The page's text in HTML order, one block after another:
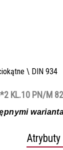
\ DIN 934
KL.10 PN/M
Atrybuty